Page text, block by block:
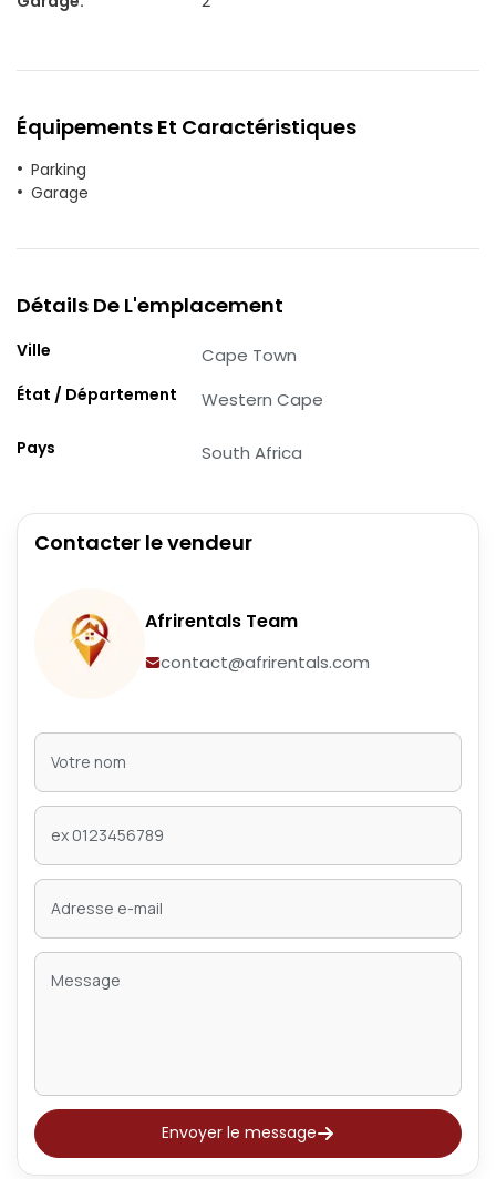
Équipements Et Caractéristiques
Parking
Garage
Détails De L'emplacement
Ville Cape Town
État / Département Western Cape
Pays South Africa
Contacter le vendeur
Afrirentals Team
contact@afrirentals.com
Envoyer le message